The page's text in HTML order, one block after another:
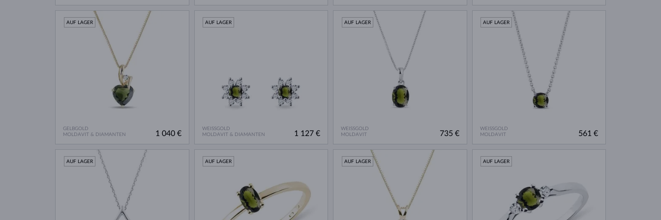
GELBGOLD
MOLDAVIT & DIAMANTEN
AUF LAGER
1 040 €
WEISSGOLD
MOLDAVIT & DIAMANTEN
AUF LAGER
1 127 €
WEISSGOLD
MOLDAVIT
AUF LAGER
735 €
WEISSGOLD
MOLDAVIT
AUF LAGER
561 €
AUF LAGER AUF LAGER AUF LAGER AUF LAGER